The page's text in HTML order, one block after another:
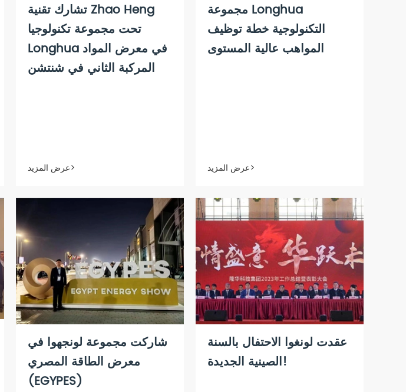
تشارك تقنية Zhao Heng
تحت مجموعة تكنولوجيا
Longhua في معرض المواد
المركبة الثاني في شنتشن
عرض المزيد>
مجموعة Longhua
التكنولوجية خطة توظيف
المواهب عالية المستوى
عرض المزيد>
شاركت مجموعة لونجهوا في
معرض الطاقة المصري
(EGYPES)
عقدت لونغوا الاحتفال بالسنة
الصينية الجديدة!